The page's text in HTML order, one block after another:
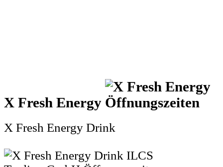
X Fresh Energy
X Fresh Energy Drink